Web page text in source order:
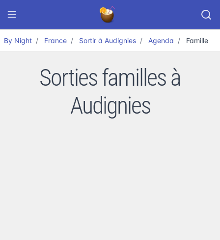
By Night France Sortir à Audignies Agenda Famille
Sorties familles à
Audignies